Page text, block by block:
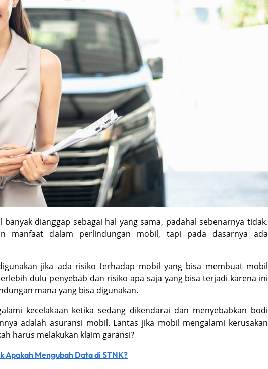
dianggap sebagai hal yang sama, padahal sebenarnya tidak.
manfaat dalam perlindungan mobil, tapi pada dasarnya ada
jika ada risiko terhadap mobil yang bisa membuat mobil
dulu penyebab dan risiko apa saja yang bisa terjadi karena ini
mana yang bisa digunakan.
kecelakaan ketika sedang dikendarai dan menyebabkan bodi
adalah asuransi mobil. Lantas jika mobil mengalami kerusakan
harus melakukan klaim garansi?
Mengubah Data di STNK?